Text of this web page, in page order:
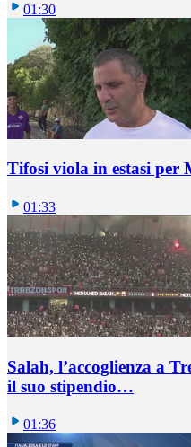
01:30
Tifosi viola in estasi per
01:33
Salah, l’accoglienza a
il suo stipendio…
01:36